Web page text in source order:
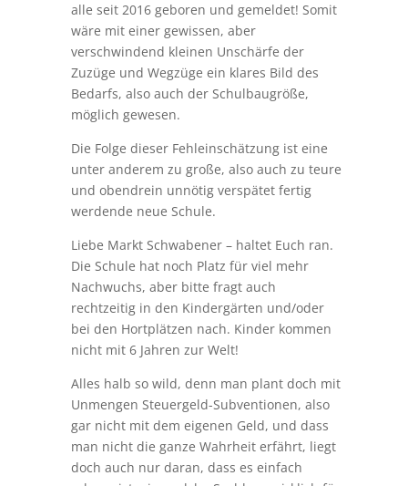
alle seit 2016 geboren und gemeldet! Somit
wäre mit einer gewissen, aber
verschwindend kleinen Unschärfe der
Zuzüge und Wegzüge ein klares Bild des
Bedarfs, also auch der Schulbaugröße,
möglich gewesen.
Die Folge dieser Fehleinschätzung ist eine
unter anderem zu große, also auch zu teure
und obendrein unnötig verspätet fertig
werdende neue Schule.
Liebe Markt Schwabener – haltet Euch ran.
Die Schule hat noch Platz für viel mehr
Nachwuchs, aber bitte fragt auch
rechtzeitig in den Kindergärten und/oder
bei den Hortplätzen nach. Kinder kommen
nicht mit 6 Jahren zur Welt!
Alles halb so wild, denn man plant doch mit
Unmengen Steuergeld-Subventionen, also
gar nicht mit dem eigenen Geld, und dass
man nicht die ganze Wahrheit erfährt, liegt
doch auch nur daran, dass es einfach